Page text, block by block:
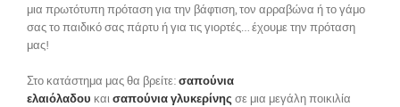
μια πρωτότυπη πρόταση για την βάφτιση, τον αρραβώνα ή το γάμο
σας το παιδικό σας πάρτυ ή για τις γιορτές… έχουμε την πρόταση
μας!
Στο κατάστημα μας θα βρείτε:σαπούνια
ελαιόλαδου καισαπούνια γλυκερίνης σε μια μεγάλη ποικιλία